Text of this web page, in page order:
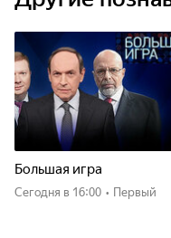
Большая игра
Сегодня в 16:00 • Первый